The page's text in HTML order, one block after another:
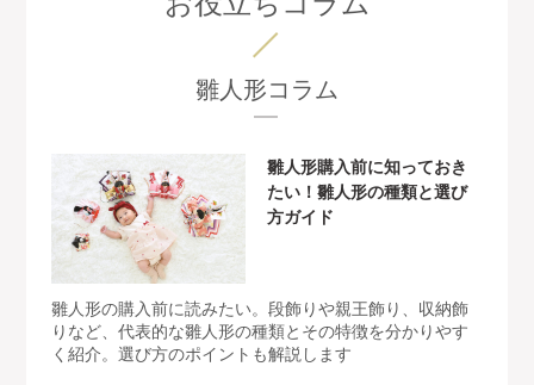
雛人形コラム
雛人形購入前に知っておき
たい！雛人形の種類と選び
方ガイド
雛人形の購入前に読みたい。段飾りや親王飾り、収納飾
りなど、代表的な雛人形の種類とその特徴を分かりやす
く紹介。選び方のポイントも解説します